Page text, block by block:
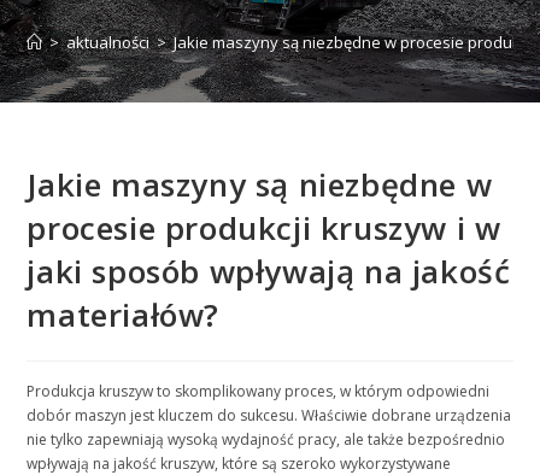
> aktualności > Jakie maszyny są niezbędne w procesie
Jakie maszyny są niezbędne w
procesie produkcji kruszyw i w
jaki sposób wpływają na jakość
materiałów?
Produkcja kruszyw to skomplikowany proces, w którym odpowiedni
dobór maszyn jest kluczem do sukcesu. Właściwie dobrane urządzenia
nie tylko zapewniają wysoką wydajność pracy, ale także bezpośrednio
wpływają na jakość kruszyw, które są szeroko wykorzystywane